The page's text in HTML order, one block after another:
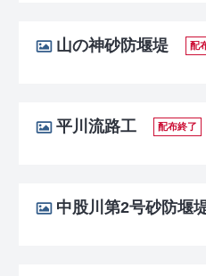
山の神砂防堰堤 配
平川流路工 配布終了
中股川第2号砂防堰